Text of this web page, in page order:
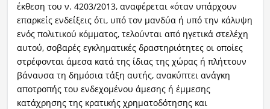
έκθεση του ν. 4203/2013, αναφέρεται «όταν υπάρχουν
επαρκείς ενδείξεις ότι, υπό τον μανδύα ή υπό την κάλυψη
ενός πολιτικού κόμματος, τελούνται από ηγετικά στελέχη
αυτού, σοβαρές εγκληματικές δραστηριότητες οι οποίες
στρέφονται άμεσα κατά της ίδιας της χώρας ή πλήττουν
βάναυσα τη δημόσια τάξη αυτής, ανακύπτει ανάγκη
αποτροπής του ενδεχομένου άμεσης ή έμμεσης
κατάχρησης της κρατικής χρηματοδότησης και